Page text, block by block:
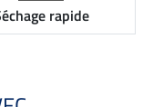
rapide